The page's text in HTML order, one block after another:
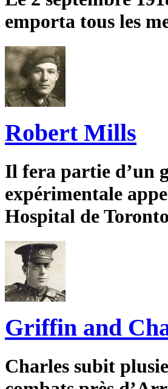
emporta tous les
Robert Mills
Il fera partie d’un
expérimentale
Hospital de
Griffin and
Charles subit